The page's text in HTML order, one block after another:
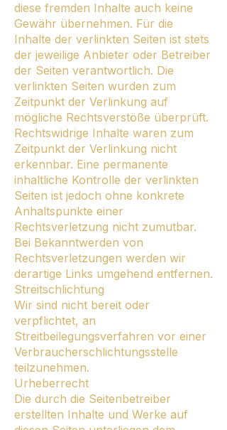
diese fremden Inhalte auch keine
Gewähr übernehmen. Für die
Inhalte der verlinkten Seiten ist stets
der jeweilige Anbieter oder Betreiber
der Seiten verantwortlich. Die
verlinkten Seiten wurden zum
Zeitpunkt der Verlinkung auf
mögliche Rechtsverstöße überprüft.
Rechtswidrige Inhalte waren zum
Zeitpunkt der Verlinkung nicht
erkennbar. Eine permanente
inhaltliche Kontrolle der verlinkten
Seiten ist jedoch ohne konkrete
Anhaltspunkte einer
Rechtsverletzung nicht zumutbar.
Bei Bekanntwerden von
Rechtsverletzungen werden wir
derartige Links umgehend entfernen.
Streitschlichtung
Wir sind nicht bereit oder
verpflichtet, an
Streitbeilegungsverfahren vor einer
Verbraucherschlichtungsstelle
teilzunehmen.
Urheberrecht
Die durch die Seitenbetreiber
erstellten Inhalte und Werke auf